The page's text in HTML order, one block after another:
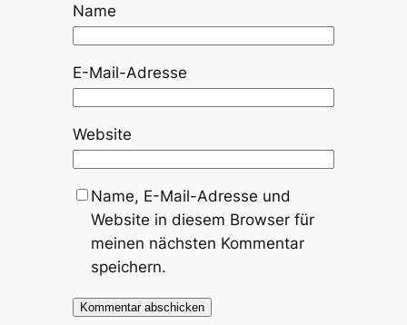
Name
E-Mail-Adresse
Website
Name, E-Mail-Adresse und
Website in diesem Browser für
meinen nächsten Kommentar
speichern.